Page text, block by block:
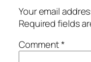
Your email
Required fields
Comment*